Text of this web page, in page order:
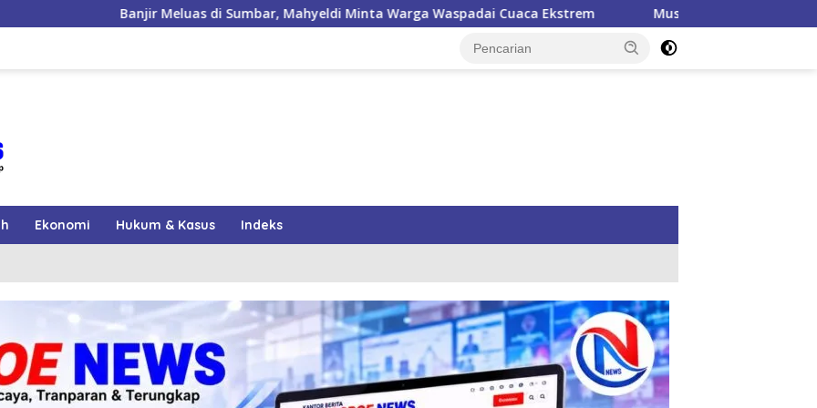
di Sumbar, Mahyeldi Minta Warga Waspadai Cuaca Ekstrem Musda VI Golkar Nagan Raya Tetapkan Teuku
Ekonomi Hukum & Kasus Indeks